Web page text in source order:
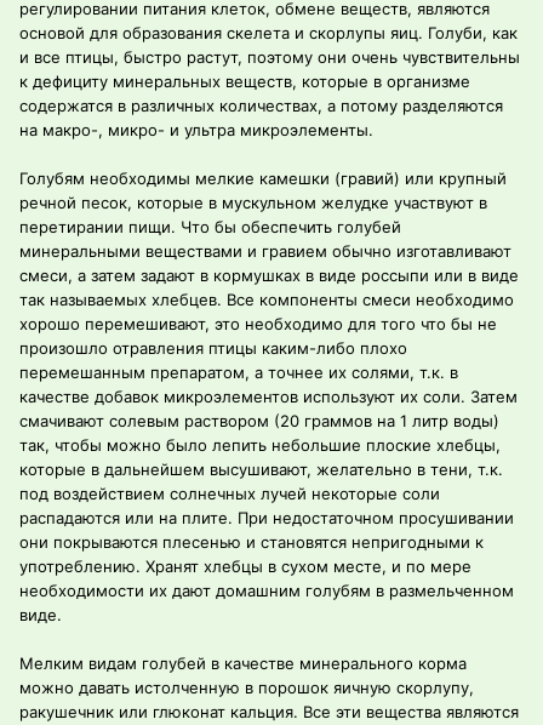
регулировании питания клеток, обмене веществ, являются
основой для образования скелета и скорлупы яиц. Голуби, как
и все птицы, быстро растут, поэтому они очень чувствительны
к дефициту минеральных веществ, которые в организме
содержатся в различных количествах, а потому разделяются
на макро-, микро- и ультра микроэлементы.
Голубям необходимы мелкие камешки (гравий) или крупный
речной песок, которые в мускульном желудке участвуют в
перетирании пищи. Что бы обеспечить голубей
минеральными веществами и гравием обычно изготавливают
смеси, а затем задают в кормушках в виде россыпи или в виде
так называемых хлебцев. Все компоненты смеси необходимо
хорошо перемешивают, это необходимо для того что бы не
произошло отравления птицы каким-либо плохо
перемешанным препаратом, а точнее их солями, т.к. в
качестве добавок микроэлементов используют их соли. Затем
смачивают солевым раствором (20 граммов на 1 литр воды)
так, чтобы можно было лепить небольшие плоские хлебцы,
которые в дальнейшем высушивают, желательно в тени, т.к.
под воздействием солнечных лучей некоторые соли
распадаются или на плите. При недостаточном просушивании
они покрываются плесенью и становятся непригодными к
употреблению. Хранят хлебцы в сухом месте, и по мере
необходимости их дают домашним голубям в размельченном
виде.
Мелким видам голубей в качестве минерального корма
можно давать истолченную в порошок яичную скорлупу,
ракушечник или глюконат кальция. Все эти вещества являются